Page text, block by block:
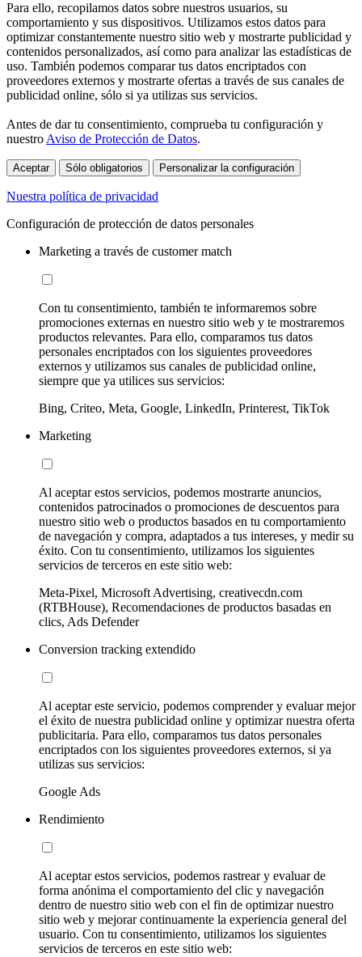
Para ello, recopilamos datos sobre nuestros usuarios, su
comportamiento y sus dispositivos. Utilizamos estos datos para
optimizar constantemente nuestro sitio web y mostrarte publicidad y
contenidos personalizados, así como para analizar las estadísticas de
uso. También podemos comparar tus datos encriptados con
proveedores externos y mostrarte ofertas a través de sus canales de
publicidad online, sólo si ya utilizas sus servicios.
Antes de dar tu consentimiento, comprueba tu configuración y
nuestro Aviso de Protección de Datos.
Aceptar Sólo obligatorios Personalizar la configuración
Nuestra política de privacidad
Configuración de protección de datos personales
Marketing a través de customer match
Con tu consentimiento, también te informaremos sobre
promociones externas en nuestro sitio web y te mostraremos
productos relevantes. Para ello, comparamos tus datos
personales encriptados con los siguientes proveedores
externos y utilizamos sus canales de publicidad online,
siempre que ya utilices sus servicios:
Bing, Criteo, Meta, Google, LinkedIn, Printerest, TikTok
Marketing
Al aceptar estos servicios, podemos mostrarte anuncios,
contenidos patrocinados o promociones de descuentos para
nuestro sitio web o productos basados en tu comportamiento
de navegación y compra, adaptados a tus intereses, y medir su
éxito. Con tu consentimiento, utilizamos los siguientes
servicios de terceros en este sitio web:
Meta-Pixel, Microsoft Advertising, creativecdn.com
(RTBHouse), Recomendaciones de productos basadas en
clics, Ads Defender
Conversion tracking extendido
Al aceptar este servicio, podemos comprender y evaluar mejor
el éxito de nuestra publicidad online y optimizar nuestra oferta
publicitaria. Para ello, comparamos tus datos personales
encriptados con los siguientes proveedores externos, si ya
utilizas sus servicios:
Google Ads
Rendimiento
Al aceptar estos servicios, podemos rastrear y evaluar de
forma anónima el comportamiento del clic y navegación
dentro de nuestro sitio web con el fin de optimizar nuestro
sitio web y mejorar continuamente la experiencia general del
usuario. Con tu consentimiento, utilizamos los siguientes
servicios de terceros en este sitio web: